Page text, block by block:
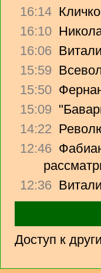
16:14
16:10
16:06
15:59
15:50
15:09
14:22
12:46
12:36
Доступ к